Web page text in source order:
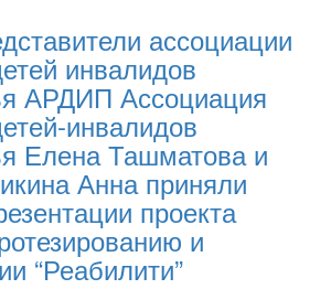
ассоциации
инвалидов
АРДИП Ассоциация
инвалидов
Елена Ташматова и
Анна приняли
проекта
и
“Реабилити”